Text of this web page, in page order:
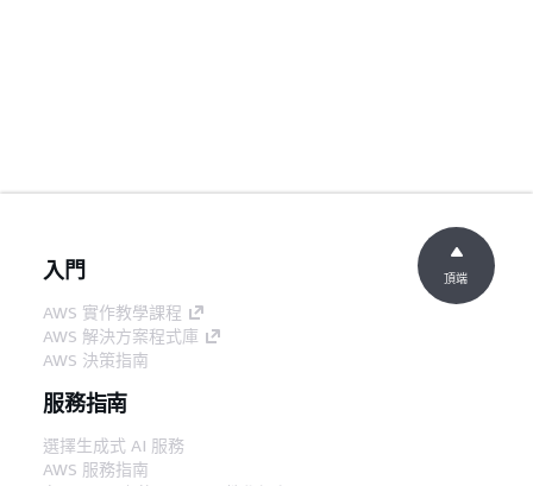
入門
AWS 實作教學課程
AWS 解決方案程式庫
AWS 決策指南
服務指南
選擇生成式 AI 服務
AWS 服務指南
頂端